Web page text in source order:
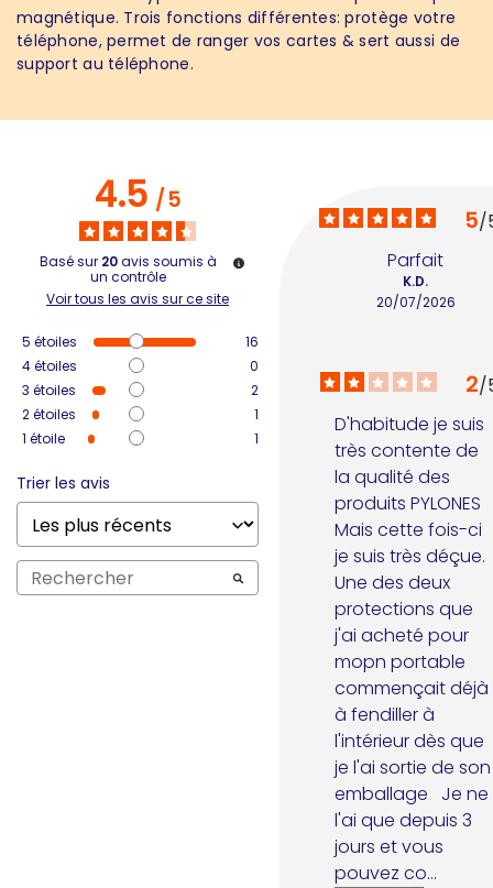
magnétique. Trois fonctions différentes: protège votre
téléphone, permet de ranger vos cartes & sert aussi de
support au téléphone.
4.5/5
Basé sur 20 avis soumis à
un contrôle
Voir tous les avis sur ce site
5 étoiles
16
4étoiles
0
3 étoiles
2
2étoiles
1
1 étoile 1
Trier les avis
5/
Parfait
20/07/2026
K.D.
2/
D'habitude je suis
très contente de
la qualité des
produits PYLONES
Mais cette fois-ci
je suis très déçue.
Une des deux
protections que
j'ai acheté pour
mopn portable
commençait déjà
à fendiller à
l'intérieur dès que
je l'ai sortie de son
emballage   Je ne
l'ai que depuis 3
jours et vous
pouvez co...